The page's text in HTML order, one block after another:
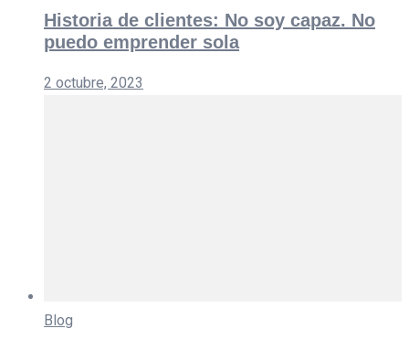
Historia de clientes: No soy capaz. No
puedo emprender sola
2 octubre, 2023
Blog